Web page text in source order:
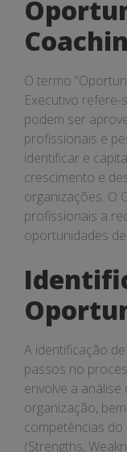
O termo
Executivo
podem ser
profissionais e
identificar e
crescimento e
organizações. O
profissionais a
oportunidades
A identificação
passos no
envolve a
organização,
competências do
(Strengths,